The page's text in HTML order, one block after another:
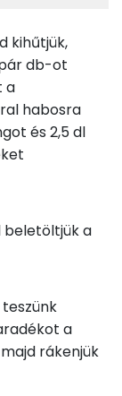
39 kcal
3 kcal
14 kcal
5 kcal
120 kcal
kihűtjük,
db-ot
a
habosra
és 2,5 dl
beletöltjük a
a
rákenjük